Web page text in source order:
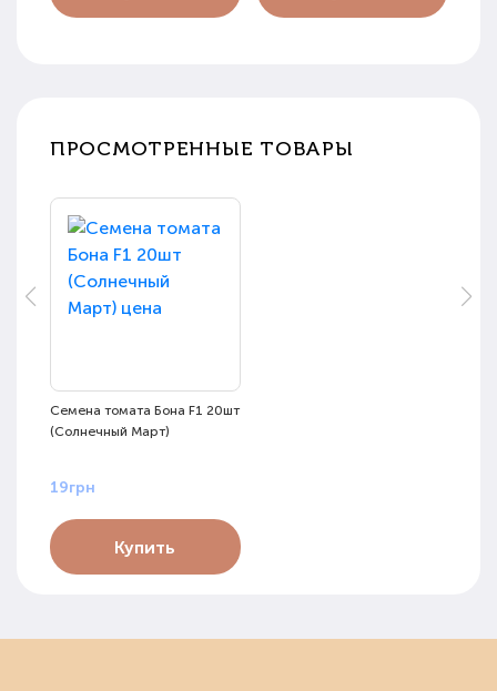
ПРОСМОТРЕННЫЕ ТОВАРЫ
Семена томата Бона F1 20шт
(Солнечный Март)
19грн
Купить